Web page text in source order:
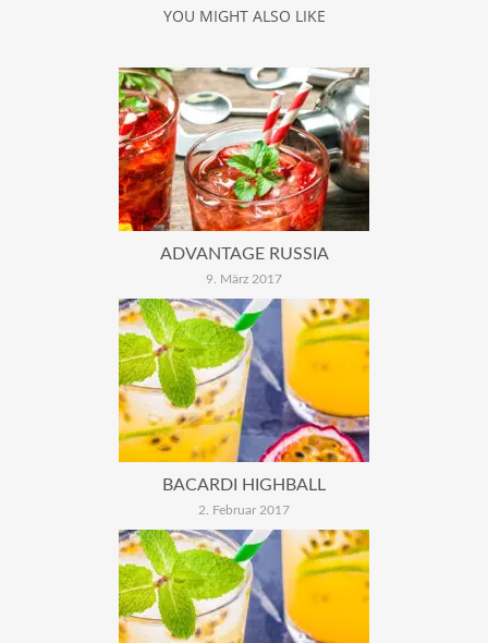
YOU MIGHT ALSO LIKE
ADVANTAGE RUSSIA
9. März 2017
BACARDI HIGHBALL
2. Februar 2017